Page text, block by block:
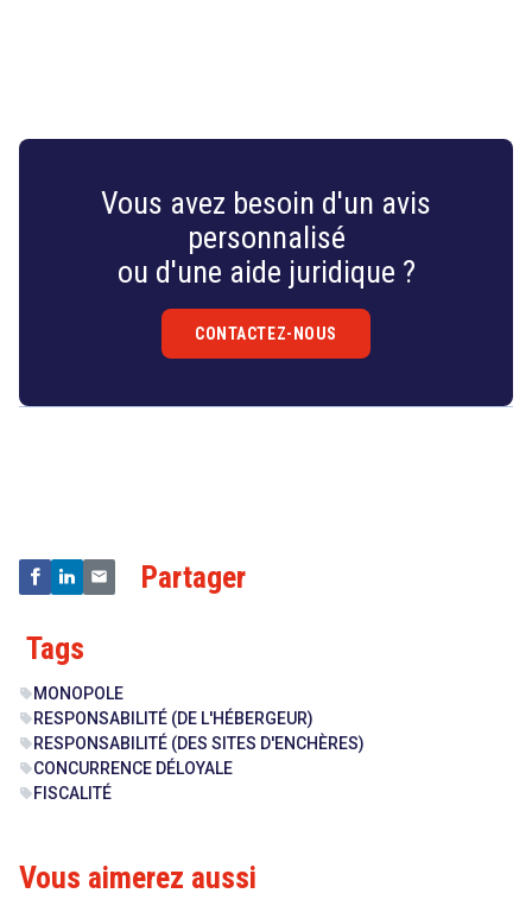
Vous avez besoin d'un avis
personnalisé
ou d'une aide juridique ?
CONTACTEZ-NOUS
Partager
Tags
sell MONOPOLE
sell RESPONSABILITÉ (DE L'HÉBERGEUR)
sell RESPONSABILITÉ (DES SITES D'ENCHÈRES)
sellCONCURRENCE DÉLOYALE
sell FISCALITÉ
Vous aimerez aussi